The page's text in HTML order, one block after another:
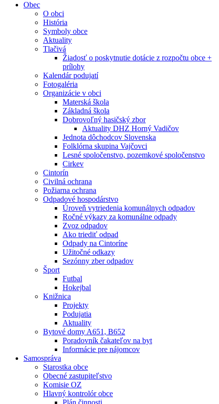
Obec
O obci
História
Symboly obce
Aktuality
Tlačivá
Žiadosť o poskytnutie dotácie z rozpočtu obce +
prílohy
Kalendár podujatí
Fotogaléria
Organizácie v obci
Materská škola
Základná škola
Dobrovoľný hasičský zbor
Aktuality DHZ Horný Vadičov
Jednota dôchodcov Slovenska
Folklórna skupina Vajčovci
Lesné spoločenstvo, pozemkové spoločenstvo
Cirkev
Cintorín
Civilná ochrana
Požiarna ochrana
Odpadové hospodárstvo
Úroveň vytriedenia komunálnych odpadov
Ročné výkazy za komunálne odpady
Zvoz odpadov
Ako triediť odpad
Odpady na Cintoríne
Užitočné odkazy
Sezónny zber odpadov
Šport
Futbal
Hokejbal
Knižnica
Projekty
Podujatia
Aktuality
Bytové domy A651, B652
Poradovník čakateľov na byt
Informácie pre nájomcov
Samospráva
Starostka obce
Obecné zastupiteľstvo
Komisie OZ
Hlavný kontrolór obce
Plán činnosti